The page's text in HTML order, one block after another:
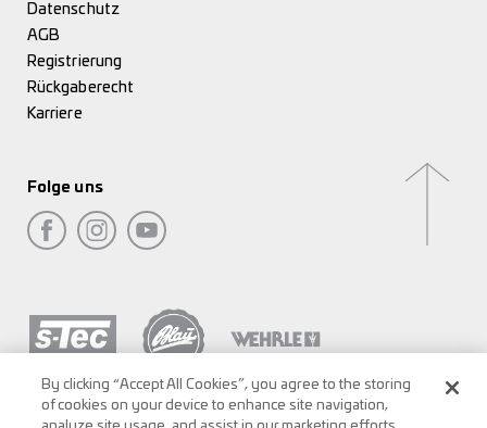
Datenschutz
AGB
Registrierung
Rückgaberecht
Karriere
Folge uns
By clicking “Accept All Cookies”, you agree to the storing
of cookies on your device to enhance site navigation,